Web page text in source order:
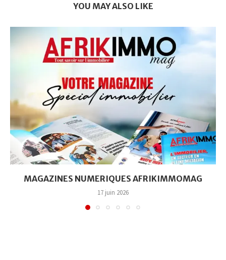
YOU MAY ALSO LIKE
MAGAZINES NUMERIQUES AFRIKIMMOMAG
17 juin 2026